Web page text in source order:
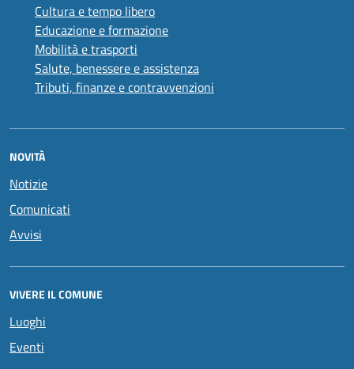
Cultura e tempo libero
Educazione e formazione
Mobilità e trasporti
Salute, benessere e assistenza
Tributi, finanze e contravvenzioni
NOVITÀ
Notizie
Comunicati
Avvisi
VIVERE IL COMUNE
Luoghi
Eventi